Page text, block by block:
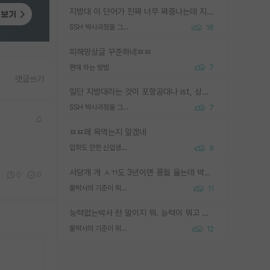
지방대 이 단어가 진짜 너무 짜증나는데 지방대면 다 그냥 쓰레기인가요? 무슨 말 같지도 않은 댓글들이 있는건지??? 지방에도 충분히 좋은 대학 많고 충분히 잘하는 교수님들 많습니다 포항공대 4개 IST 대표 지거국들 여기 모두 다 지방에 있고 여기 출신들 중에 교수하는 분들 적지 않습니다 지거국 출신이 무슨 교수를 하냐?라고 생각할 사람들 많은데 상위 대표 지거국에 아웃라이어들 많습니다 결국 개인의 연구역량과 실적이 중요합니다 이 역량을 펼치는데 있어서 지도교수와의 합도 중요합니다. 그리고 경력이 필요하면 해외포닥까지 다녀오세요
SSH 박사과정을 그만두고 지방대 박사로 옮기면 교수의 꿈은 끝일까요? 16
피해망상글 꾸준하네ㅉㅉ
편애 하는 방법 7
일단 지방대라는 것이 포항공대나 ist, 상위 지거국은 아니라고 생각하겠습니다. 그런곳은 서성한에 비해 소위 대학 네임밸류가 크게 뒤떨어지지는 않으니까요. 대학 이름이 중요하냐? 당연합니다. 대학 이름이 좋아서 좋은 아웃풋이 나오는 것이냐, 좋은 대학은 좋은 사람과 좋은 기회가 몰려있으니 아웃풋도 자연스럽게 좋아지는 것이냐? 대답하기 어려운 문제입니다. 아직 한국 사회에서 학벌을 보는 것도, 특히 이공계를 중심으로 학벌보다는 실적 위주라는 분위기가 형성되는 것도 사실입니다. 지방대 출신으로 전임교수가 될수 있느냐? 가능 불가능을 따지면 당연히 가능입니다. 지방대 박사 출신으로 전임교원이 된 경우가 실제로 있으니까요. 현실적인 가능성이 있느냐? 지금 이정도 대학의 교수가 되고싶다고 생각되는 대학 들어가서 컴공과 교수 목록 켜고 박사 어디서 받았는지 쭉 한번 보세요. 냉정하게 지방대 출신인 분들이 많지는 않으실겁니다.
SSH 박사과정을 그만두고 지방대 박사로 옮기면 교수의 꿈은 끝일까요? 7
ㅉㅉ왜 욕먹는지 알겠네
입학도 안한 신입생이 원래 관심을 받나요 9
서당개 개 ㅅㄲ도 3년이면 풍월 읊는데 박사 5년 이상 대리고 있으면서 물된건 교수 탓 맞는ㄱ게 거기가 서당이 아니란 소리임
물박사의 기준이 뭐임? 11
능력없는박사 란 말이지 뭐. 능력이 뭐고 능력이 있다는게 뭔지는 사람마다 기준이 다르니까 얘기해봐야 서로 자기 기준만 얘기해서 논쟁이 끝이 안나고. 주위에서 능력있고 야심있는 신입생이 교수가 유의미한 피드백을 아예 안주면서 제대로된 과제에 참여해볼 기회도 제공하지 않고 잡일 뺑뺑이만 돌려서 맨날 단순작업만 하면서 밤새다가 눈빛이 점점 죽어가는걸 본 사람은 물박사는 교수탓이라고 하고, 교수는 이것저것 알려도 주고 기회도 주고 사수 동기 붙여주면서 어떻게든 끌고가려고 하는데 본인이 매일 뺀질거리면서 출근 하는둥마는둥 하다가 기껏 와서도 폰이나 쳐다보다가 실험 망치고 저녁약속있어서 먼저 가볼게요~ 하는걸 본 사람은 물박사는 본인탓이라고 함.
물박사의 기준이 뭐임? 12
댓글쓰기